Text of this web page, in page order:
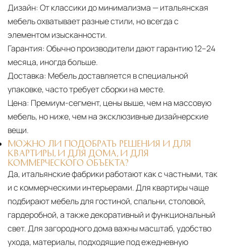
Дизайн: От классики до минимализма — итальянская
мебель охватывает разные стили, но всегда с
элементом изысканности.
Гарантия: Обычно производители дают гарантию 12–24
месяца, иногда больше.
Доставка: Мебель доставляется в специальной
упаковке, часто требует сборки на месте.
Цена: Премиум-сегмент, цены выше, чем на массовую
мебель, но ниже, чем на эксклюзивные дизайнерские
вещи.
МОЖНО ЛИ ПОДОБРАТЬ РЕШЕНИЯ И ДЛЯ
КВАРТИРЫ, И ДЛЯ ДОМА, И ДЛЯ
КОММЕРЧЕСКОГО ОБЪЕКТА?
Да, итальянские фабрики работают как с частными, так
и с коммерческими интерьерами. Для квартиры чаще
подбирают мебель для гостиной, спальни, столовой,
гардеробной, а также декоративный и функциональный
свет. Для загородного дома важны масштаб, удобство
ухода, материалы, подходящие под ежедневную